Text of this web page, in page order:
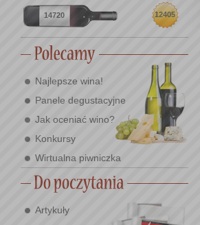
14720 12405
Najlepsze wina!
Panele degustacyjne
Jak oceniać wino?
Konkursy
Wirtualna piwniczka
Artykuły